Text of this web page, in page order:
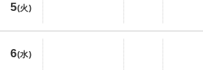
5(火)
6(水)